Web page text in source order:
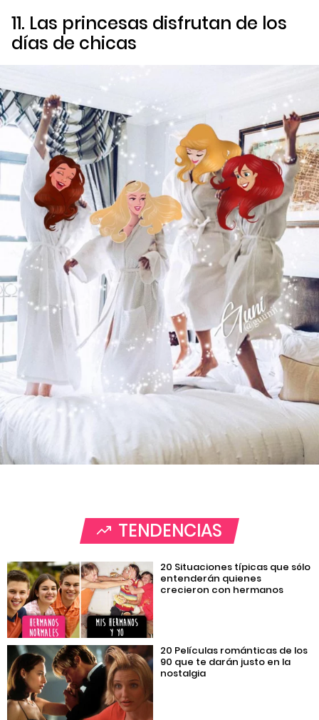
11. Las princesas disfrutan de los
días de chicas
TENDENCIAS
20 Situaciones típicas que sólo
entenderán quienes
crecieron con hermanos
20 Películas románticas de los
90 que te darán justo en la
nostalgia